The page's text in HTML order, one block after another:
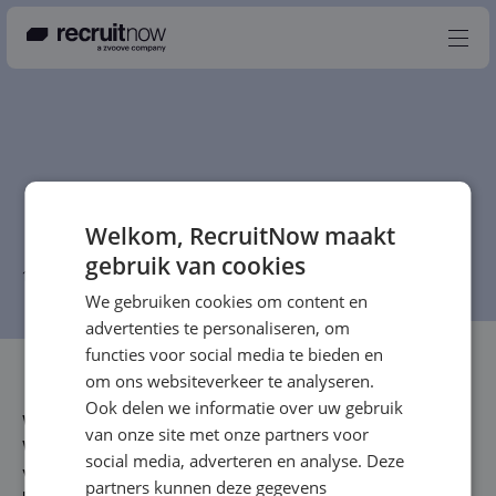
Producten
Partners
Events
Kennisbank
Over ons
Contact
19 februari 2019- RecruitNow Redactie-5 min
Weet jij wat jouw organisatie écht anders maakt?
Waarom de juiste kandidaten solliciteren op jouw
vacatures, en niet op die van een concurrent? Of
Welkom, RecruitNow maakt
gebruik van cookies
We gebruiken cookies om content en
advertenties te personaliseren, om
functies voor social media te bieden en
om ons websiteverkeer te analyseren.
Ook delen we informatie over uw gebruik
van onze site met onze partners voor
social media, adverteren en analyse. Deze
partners kunnen deze gegevens